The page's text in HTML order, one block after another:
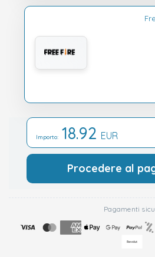
Importo: 18.92 EUR
Procedere al
Pagamenti